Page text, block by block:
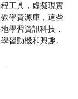
工具，虛擬現實
學資源庫，這些
學習資訊科技，
習動機和興趣。